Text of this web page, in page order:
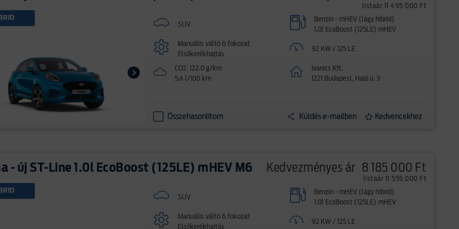
listaár 11 495 000 Ft
SUV
Benzin - mHEV (lágy hibrid)
1.0l EcoBoost (125LE) mHEV
Manuális váltó 6 fokozat
Elsőkerékhajtás
92 KW / 125 LE
CO2: 122.0 g/km
5.4 l/100 km
Ivanics Kft.
1221 Budapest, Hajó u. 3
Összehasonlítom Küldés e-mailben Kedvencekhez
- új ST-Line 1.0l EcoBoost (125LE) mHEV M6 Kedvezményes ár 8 185 000 Ft
listaár 11 555 000 Ft
SUV
Benzin - mHEV (lágy hibrid)
1.0l EcoBoost (125LE) mHEV
Manuális váltó 6 fokozat
Elsőkerékhajtás
92 KW / 125 LE